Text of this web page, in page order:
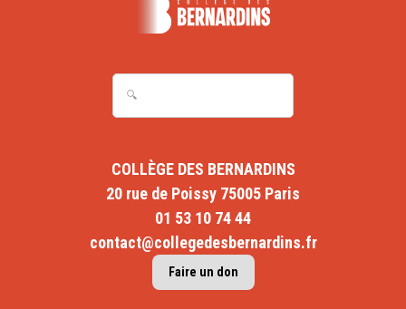
COLLÈGE DES BERNARDINS
20 rue de Poissy 75005 Paris
01 53 10 74 44
contact@collegedesbernardins.fr
Faire un don